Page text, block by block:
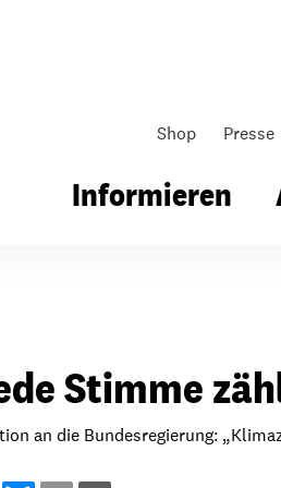
Shop Presse
Informieren
Kollekten
Gemeindematerial
Stimme
an die Bundesregierung: